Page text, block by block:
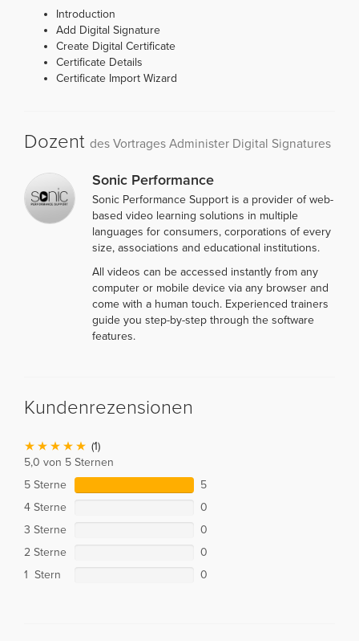
Introduction
Add Digital Signature
Create Digital Certificate
Certificate Details
Certificate Import Wizard
Dozent des Vortrages Administer Digital Signatures
Sonic Performance
Sonic Performance Support is a provider of web-
based video learning solutions in multiple
languages for consumers, corporations of every
size, associations and educational institutions.
All videos can be accessed instantly from any
computer or mobile device via any browser and
come with a human touch. Experienced trainers
guide you step-by-step through the software
features.
Kundenrezensionen
(1)
5,0 von 5 Sternen
5 Sterne
5
4 Sterne
0
3 Sterne
0
2 Sterne
0
1 Stern
0